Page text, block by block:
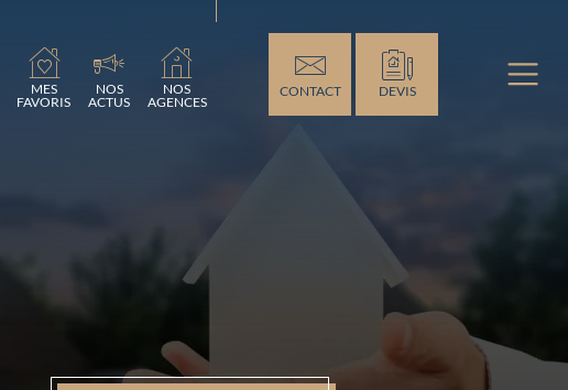
Chargement...
MES
FAVORIS
NOS
ACTUS
NOS
AGENCES
CONTACT DEVIS